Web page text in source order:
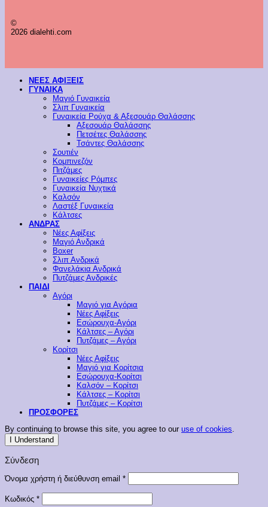
©
2026 dialehti.com
ΝΕΕΣ ΑΦΙΞΕΙΣ
ΓΥΝΑΙΚΑ
Μαγιό Γυναικεία
Σλιπ Γυναικεία
Γυναικεία Ρούχα & Αξεσουάρ Θαλάσσης
Αξεσουάρ Θαλάσσης
Πετσέτες Θαλάσσης
Τσάντες Θαλάσσης
Σουτιέν
Κομπινεζόν
Πιτζάμες
Γυναικείες Ρόμπες
Γυναικεία Νυχτικά
Καλσόν
Λαστέξ Γυναικεία
Κάλτσες
ΑΝΔΡΑΣ
Νέες Αφίξεις
Μαγιό Ανδρικά
Boxer
Σλιπ Ανδρικά
Φανελάκια Ανδρικά
Πυτζάμες Ανδρικές
ΠΑΙΔΙ
Αγόρι
Μαγιό για Αγόρια
Νέες Αφίξεις
Εσώρουχα-Αγόρι
Κάλτσες – Αγόρι
Πυτζάμες – Αγόρι
Κορίτσι
Νέες Αφίξεις
Μαγιό για Κορίτσια
Εσώρουχα-Κορίτσι
Καλσόν – Κορίτσι
Κάλτσες – Κορίτσι
Πυτζάμες – Κορίτσι
ΠΡΟΣΦΟΡΕΣ
By continuing to browse this site, you agree to our use of cookies
I Understand
Σύνδεση
Όνομα χρήστη ή διεύθυνση email *Απαιτείται
Κωδικός *Απαιτείται